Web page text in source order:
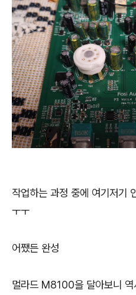
작업하는 과정 중에 여기저기
ㅜㅜ
어쨌든 완성
멀라드 M8100을 달아보니 역